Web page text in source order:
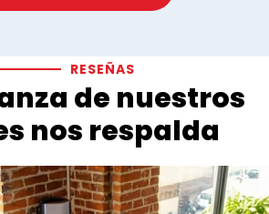
RESEÑAS
de nuestros
nos respalda